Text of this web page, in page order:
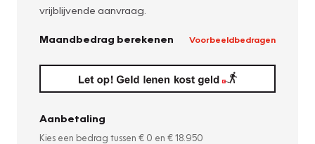
vrijblijvende aanvraag.
Maandbedrag berekenen Voorbeeldbedragen
Aanbetaling
Kies een bedrag tussen € 0 en € 18.950